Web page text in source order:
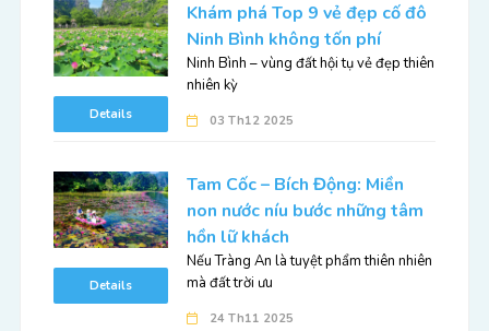
Details
Khám phá Top 9 vẻ đẹp cố đô
Ninh Bình không tốn phí
Ninh Bình – vùng đất hội tụ vẻ đẹp thiên
nhiên kỳ
03 Th12 2025
Details
Tam Cốc – Bích Động: Miền
non nước níu bước những tâm
hồn lữ khách
Nếu Tràng An là tuyệt phẩm thiên nhiên
mà đất trời ưu
24 Th11 2025